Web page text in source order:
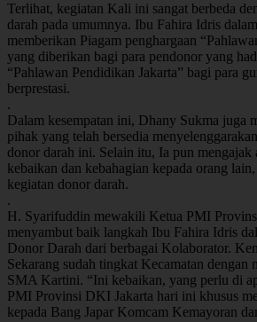
Terlihat, kegiatan Kali ini sangat berbeda
darah pada umumnya. Ibu Fahira Idris
memberikan Piagam penghargaan
yang diberikan bagi para pendonor yang
“Pahlawan Pendidikan Jakarta” bagi para
berprestasi.
.
Dalam kesempatan ini, Dhany Sukma juga
pihak yang telah bersedia
donor darah ini. Selain itu, Ia pun mengajak
kebaikan dan kebahagian kepada orang
kegiatan donor darah.
.
H. Syarifuddin mewakili Ketua PMI
menyambut baik langkah Ibu Fahira Idris
Donor Darah dari berbagai Kolaborator.
Sekarang sudah tingkat Kecamatan dengan
SMA Kartini. “Ini kebaikan, yang perlu di
PMI Provinsi DKI Jakarta hari ini khusus
kepada Bang Japar Komcam Kemayoran